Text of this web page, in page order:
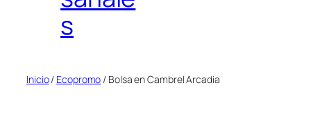
s
Inicio/ Ecopromo / Bolsa en Cambrel Arcadia